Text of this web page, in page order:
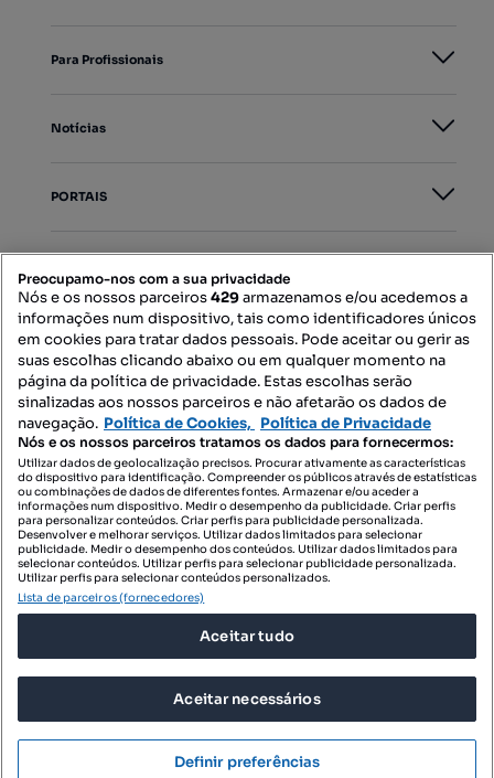
Mensagens
Para Profissionais
Notícias
PORTAIS
Contacte-nos
SIGA-NOS:
DESCARREGAR NA:
© 2026 Imovirtual.com, OLX Portugal, S.A.
POLÍTICA DE PRIVACIDADE
Preocupamo-nos com a sua privacidade
Nós e os nossos parceiros429armazenamos e/ou acedemos a
informações num dispositivo, tais como identificadores únicos
em cookies para tratar dados pessoais. Pode aceitar ou gerir as
suas escolhas clicando abaixo ou em qualquer momento na
página da política de privacidade. Estas escolhas serão
sinalizadas aos nossos parceiros e não afetarão os dados de
navegação. Política de Cookies, Política de Privacidade
Nós e os nossos parceiros tratamos os dados para fornecermos:
Utilizar dados de geolocalização precisos. Procurar ativamente as características
do dispositivo para identificação. Compreender os públicos através de estatísticas
ou combinações de dados de diferentes fontes. Armazenar e/ou aceder a
informações num dispositivo. Medir o desempenho da publicidade. Criar perfis
para personalizar conteúdos. Criar perfis para publicidade personalizada.
Desenvolver e melhorar serviços. Utilizar dados limitados para selecionar
publicidade. Medir o desempenho dos conteúdos. Utilizar dados limitados para
selecionar conteúdos. Utilizar perfis para selecionar publicidade personalizada.
Utilizar perfis para selecionar conteúdos personalizados.
Lista de parceiros (fornecedores)
Aceitar tudo
Aceitar necessários
Definir preferências